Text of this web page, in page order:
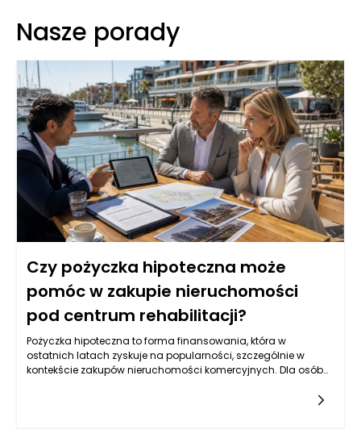
Nasze porady
Czy pożyczka hipoteczna może
pomóc w zakupie nieruchomości
pod centrum rehabilitacji?
Pożyczka hipoteczna to forma finansowania, która w
ostatnich latach zyskuje na popularności, szczególnie w
kontekście zakupów nieruchomości komercyjnych. Dla osób